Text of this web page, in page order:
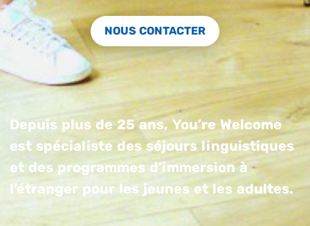
NOUS CONTACTER
Depuis plus de 25 ans, You’re Welcome
est spécialiste des séjours linguistiques
et des programmes d’immersion à
l’étranger pour les jeunes et les adultes.